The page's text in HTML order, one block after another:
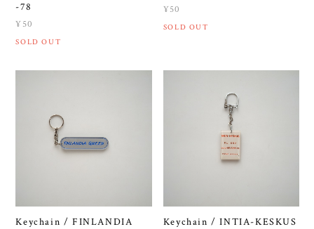
-78
¥50
SOLD OUT
¥50
SOLD OUT
Keychain / FINLANDIA
Keychain / INTIA-KESKUS